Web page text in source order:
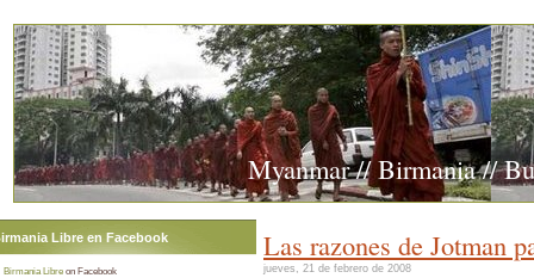
Myanmar // Birmania //
Las razones de Jotman
jueves, 21 de febrero de 2008
Libre en Facebook
Birmania Libre on Facebook